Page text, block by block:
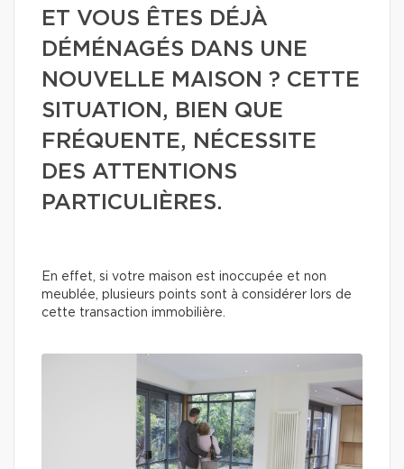
ET VOUS ÊTES DÉJÀ
DÉMÉNAGÉS DANS UNE
NOUVELLE MAISON ? CETTE
SITUATION, BIEN QUE
FRÉQUENTE, NÉCESSITE
DES ATTENTIONS
PARTICULIÈRES.
En effet, si votre maison est inoccupée et non
meublée, plusieurs points sont à considérer lors de
cette transaction immobilière.